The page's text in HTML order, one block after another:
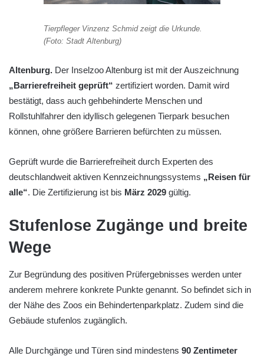
Tierpfleger Vinzenz Schmid zeigt die Urkunde.
(Foto: Stadt Altenburg)
Altenburg. Der Inselzoo Altenburg ist mit der Auszeichnung
„Barrierefreiheit geprüft“ zertifiziert worden. Damit wird
bestätigt, dass auch gehbehinderte Menschen und
Rollstuhlfahrer den idyllisch gelegenen Tierpark besuchen
können, ohne größere Barrieren befürchten zu müssen.
Geprüft wurde die Barrierefreiheit durch Experten des
deutschlandweit aktiven Kennzeichnungssystems „Reisen für
alle“. Die Zertifizierung ist bis März 2029 gültig.
Stufenlose Zugänge und breite
Wege
Zur Begründung des positiven Prüfergebnisses werden unter
anderem mehrere konkrete Punkte genannt. So befindet sich in
der Nähe des Zoos ein Behindertenparkplatz. Zudem sind die
Gebäude stufenlos zugänglich.
Alle Durchgänge und Türen sind mindestens 90 Zentimeter